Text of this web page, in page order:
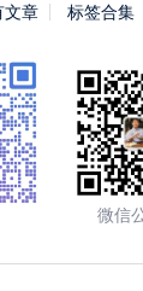
文章 标签合集
微信